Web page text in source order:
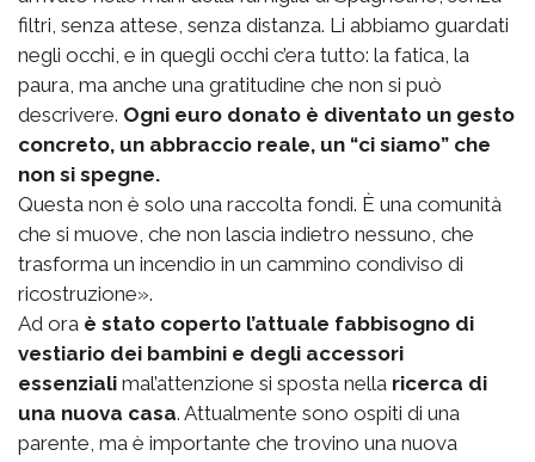
filtri, senza attese, senza distanza. Li abbiamo guardati
negli occhi, e in quegli occhi c’era tutto: la fatica, la
paura, ma anche una gratitudine che non si può
descrivere. Ogni euro donato è diventato un gesto
concreto, un abbraccio reale, un “ci siamo” che
non si spegne.
Questa non è solo una raccolta fondi. È una comunità
che si muove, che non lascia indietro nessuno, che
trasforma un incendio in un cammino condiviso di
ricostruzione».
Ad ora è stato coperto l’attuale fabbisogno di
vestiario dei bambini e degli accessori
essenziali mal’attenzione si sposta nella ricerca di
una nuova casa. Attualmente sono ospiti di una
parente, ma è importante che trovino una nuova